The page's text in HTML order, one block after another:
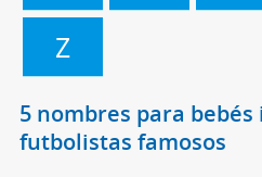
Z
5 nombres para
futbolistas famosos